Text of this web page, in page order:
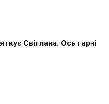
Світлана. Ось гарні